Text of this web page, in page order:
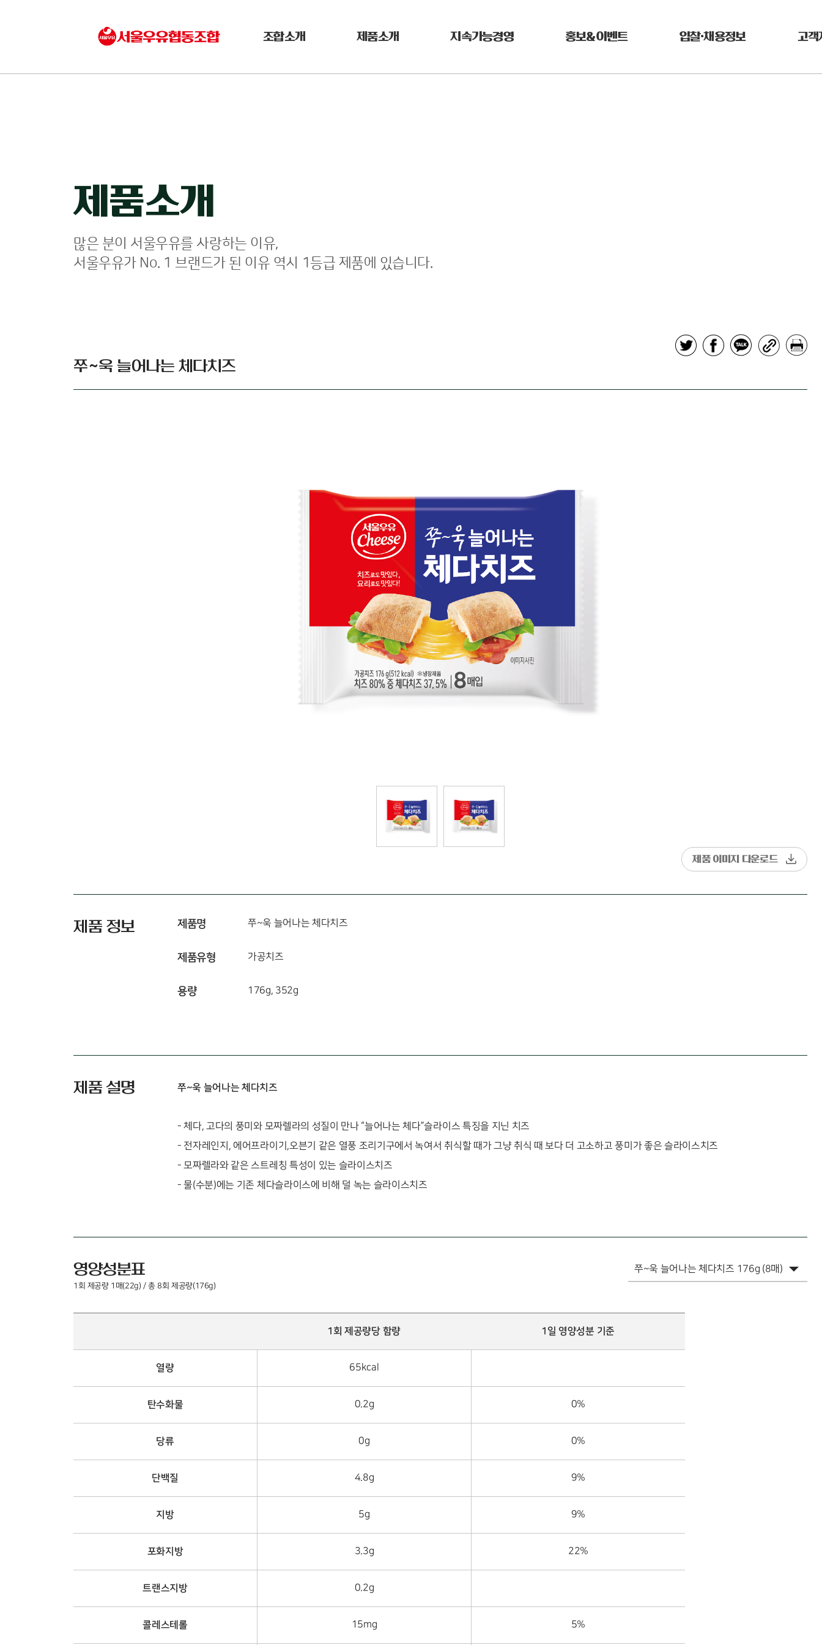
조합소개 제품소개 지속가능경영 홍보&이벤트 입찰•채용정보 고객
제품소개
많은 분이 서울우유를 사랑하는 이유,
서울우유가 No. 1 브랜드가 된 이유 역시 1등급 제품에 있습니다.
쭈~욱 늘어나는 체다치즈
제품 이미지 다운로드
제품 정보 제품명 쭈~욱 늘어나는 체다치즈
제품유형 가공치즈
용량 176g, 352g
제품 설명 쭈~욱 늘어나는 체다치즈
- 체다, 고다의 풍미와 모짜렐라의 성질이 만나 “늘어나는 체다”슬라이스 특징을 지닌 치즈
- 전자레인지, 에어프라이기,오븐기 같은 열풍 조리기구에서 녹여서 취식할 때가 그냥 취식 때 보다 더 고소하고 풍미가 좋은 슬라이스치즈
- 모짜렐라와 같은 스트레칭 특성이 있는 슬라이스치즈
- 물(수분)에는 기존 체다슬라이스에 비해 덜 녹는 슬라이스치즈
영양성분표
1회 제공량 1매(22g) / 총 8회 제공량(176g)
1회 제공량당 함량 1일 영양성분 기준
열량 65kcal
탄수화물 0.2g 0%
당류 0g 0%
단백질 4.8g 9%
지방 5g 9%
포화지방 3.3g 22%
트랜스지방 0.2g
콜레스테롤 15mg 5%